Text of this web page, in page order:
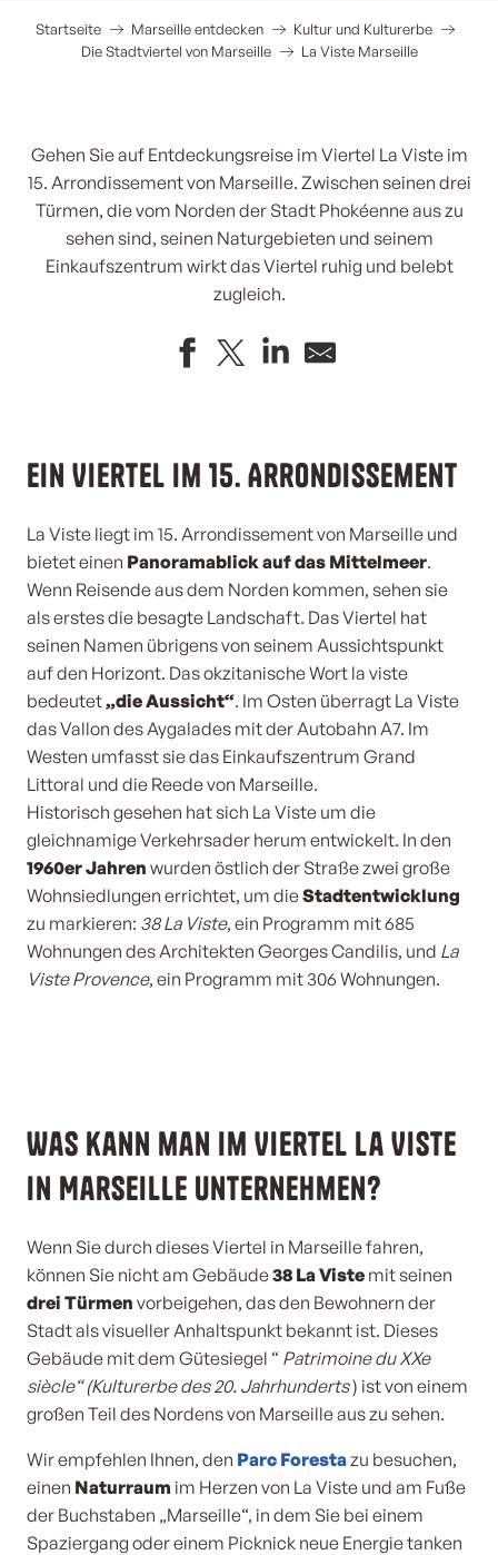
Startseite Marseille entdecken
Kultur und Kulturerbe
Die Stadtviertel von Marseille
La Viste Marseille
Gehen Sie auf Entdeckungsreise im Viertel La Viste im
15. Arrondissement von Marseille. Zwischen seinen drei
Türmen, die vom Norden der Stadt Phokéenne aus zu
sehen sind, seinen Naturgebieten und seinem
Einkaufszentrum wirkt das Viertel ruhig und belebt
zugleich.
Ein Viertel im 15. Arrondissement
La Viste liegt im 15. Arrondissement von Marseille und
bietet einen Panoramablick auf das Mittelmeer.
Wenn Reisende aus dem Norden kommen, sehen sie
als erstes die besagte Landschaft. Das Viertel hat
seinen Namen übrigens von seinem Aussichtspunkt
auf den Horizont. Das okzitanische Wort la viste
bedeutet„die Aussicht“. Im Osten überragt La Viste
das Vallon des Aygalades mit der Autobahn A7. Im
Westen umfasst sie das Einkaufszentrum Grand
Littoral und die Reede von Marseille.
Historisch gesehen hat sich La Viste um die
gleichnamige Verkehrsader herum entwickelt. In den
1960er Jahren wurden östlich der Straße zwei große
Wohnsiedlungen errichtet, um dieStadtentwicklung
zu markieren: 38 La Viste, ein Programm mit 685
Wohnungen des Architekten Georges Candilis, und La
Viste Provence, ein Programm mit 306 Wohnungen.
Was kann man im Viertel La Viste
in Marseille unternehmen?
Wenn Sie durch dieses Viertel in Marseille fahren,
können Sie nicht am Gebäude38 La Viste mit seinen
drei Türmen vorbeigehen, das den Bewohnern der
Stadt als visueller Anhaltspunkt bekannt ist. Dieses
Gebäude mit dem Gütesiegel “ Patrimoine du XXe
siècle“ (Kulturerbe des 20. Jahrhunderts) ist von einem
großen Teil des Nordens von Marseille aus zu sehen.
Wir empfehlen Ihnen, den Parc Forestazu besuchen,
einen Naturraum im Herzen von La Viste und am Fuße
der Buchstaben „Marseille“, in dem Sie bei einem
Spaziergang oder einem Picknick neue Energie tanken